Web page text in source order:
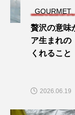
GOURMET
贅沢の意味
ア生まれの
くれること
2026.06.19